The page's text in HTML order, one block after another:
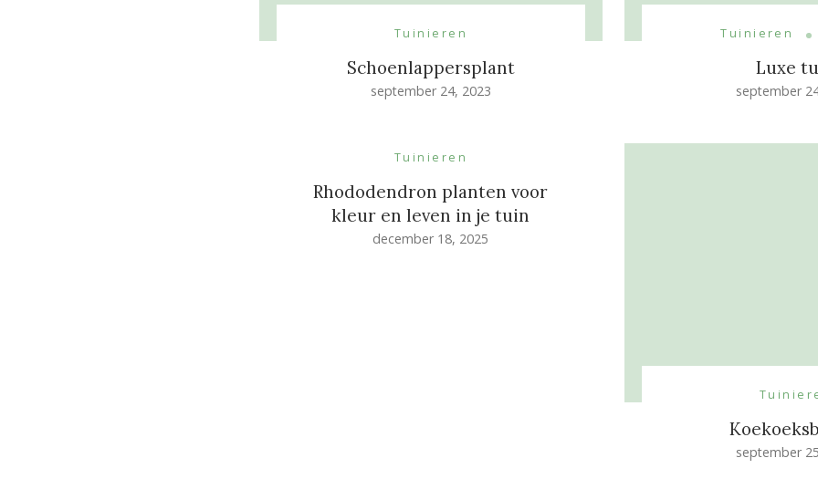
Tuinieren
Schoenlappersplant
september 24, 2023
Tuinieren
Luxe
september
Tuinieren
Rhododendron planten voor
kleur en leven in je tuin
december 18, 2025
september